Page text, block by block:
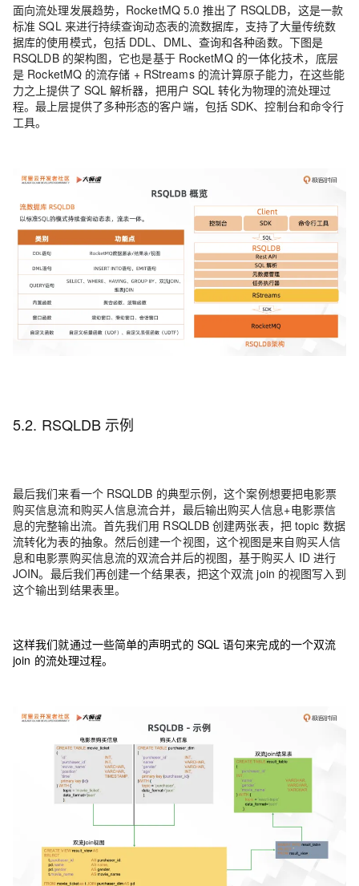
面向流处理发展趋势，RocketMQ 5.0 推出了 RSQLDB，这是一款
标准 SQL 来进行持续查询动态表的流数据库，支持了大量传统数
据库的使用模式，包括 DDL、DML、查询和各种函数。下图是
RSQLDB 的架构图，它也是基于 RocketMQ 的一体化技术，底层
是 RocketMQ 的流存储 + RStreams 的流计算原子能力，在这些能
力之上提供了 SQL 解析器，把用户 SQL 转化为物理的流处理过
程。最上层提供了多种形态的客户端，包括 SDK、控制台和命令行
工具。
5.2. RSQLDB 示例
最后我们来看一个 RSQLDB 的典型示例，这个案例想要把电影票
购买信息流和购买人信息流合并，最后输出购买人信息+电影票信
息的完整输出流。首先我们用 RSQLDB 创建两张表，把 topic 数据
流转化为表的抽象。然后创建一个视图，这个视图是来自购买人信
息和电影票购买信息流的双流合并后的视图，基于购买人 ID 进行
JOIN。最后我们再创建一个结果表，把这个双流 join 的视图写入到
这个输出到结果表里。
这样我们就通过一些简单的声明式的 SQL 语句来完成的一个双流
join 的流处理过程。